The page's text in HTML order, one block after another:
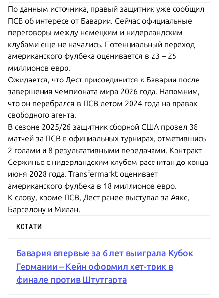
По данным источника, правый защитник уже сообщил
ПСВ об интересе от Баварии. Сейчас официальные
переговоры между немецким и нидерландским
клубами еще не начались. Потенциальный переход
американского фулбека оценивается в 23 – 25
миллионов евро.
Ожидается, что Дест присоединится к Баварии после
завершения чемпионата мира 2026 года. Напомним,
что он перебрался в ПСВ летом 2024 года на правах
свободного агента.
В сезоне 2025/26 защитник сборной США провел 38
матчей за ПСВ в официальных турнирах, отметившись
2 голами и 8 результативными передачами. Контракт
Сержиньо с нидерландским клубом рассчитан до конца
июня 2028 года. Transfermarkt оценивает
американского фулбека в 18 миллионов евро.
К слову, кроме ПСВ, Дест ранее выступал за Аякс,
Барселону и Милан.
КСТАТИ
Бавария впервые за 6 лет выиграла Кубок
Германии – Кейн оформил хет-трик в
финале против Штутгарта